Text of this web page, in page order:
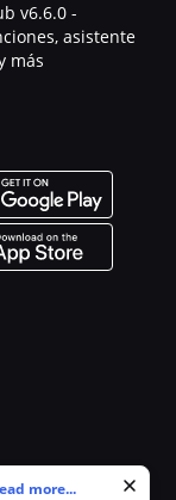
v6.6.0 -
asistente
más
personalize
more...